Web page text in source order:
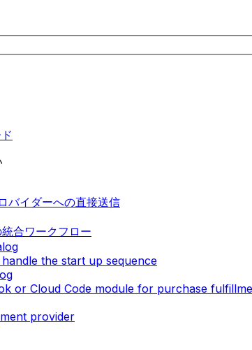
バイダーへの直接送信
合ワークフロー
the start up sequence
or Cloud Code module for purchase
provider